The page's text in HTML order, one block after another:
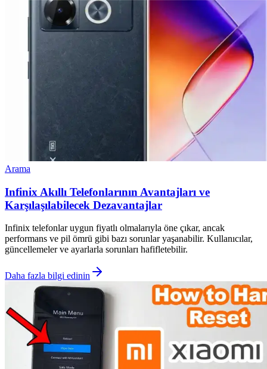
Arama
Infinix Akıllı Telefonlarının Avantajları ve
Karşılaşılabilecek Dezavantajlar
Infinix telefonlar uygun fiyatlı olmalarıyla öne çıkar, ancak
performans ve pil ömrü gibi bazı sorunlar yaşanabilir. Kullanıcılar,
güncellemeler ve ayarlarla sorunları hafifletebilir.
Daha fazla bilgi edinin